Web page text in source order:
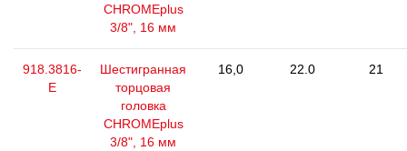
CHROMEplus
3/8", 16 мм
918.3816-
E
Шестигранная
торцовая
головка
CHROMEplus
3/8", 16 мм
16,0 22.0 21